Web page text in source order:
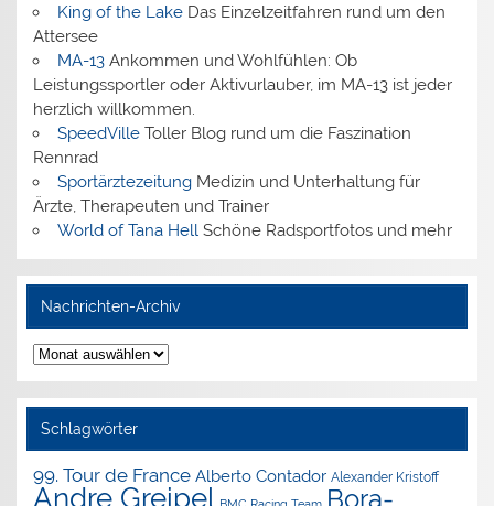
King of the LakeDas Einzelzeitfahren rund um den
Attersee
MA-13Ankommen und Wohlfühlen: Ob
Leistungssportler oder Aktivurlauber, im MA-13 ist jeder
herzlich willkommen.
SpeedVilleToller Blog rund um die Faszination
Rennrad
SportärztezeitungMedizin und Unterhaltung für
Ärzte, Therapeuten und Trainer
World of Tana HellSchöne Radsportfotos und mehr
Nachrichten-Archiv
Nachrichten-
Archiv
Schlagwörter
99. Tour de France Alberto Contador Alexander Kristoff
Andre Greipel Bora-